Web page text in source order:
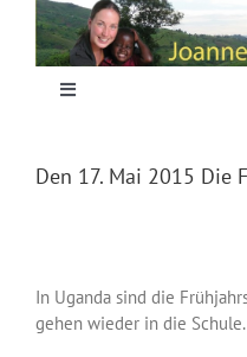
content
Toggle
Projecten
Den 17. Mai 2015 Die
In Uganda sind die
gehen wieder in die Schule.